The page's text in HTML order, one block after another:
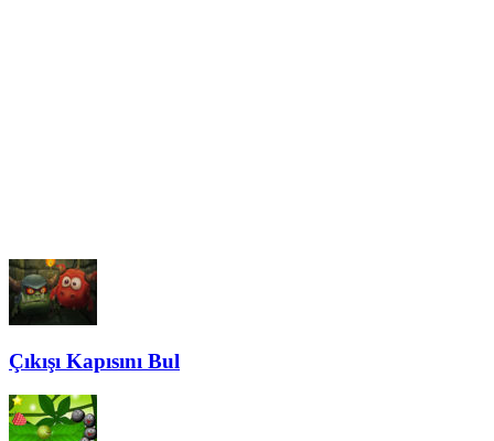
Çıkışı Kapısını Bul